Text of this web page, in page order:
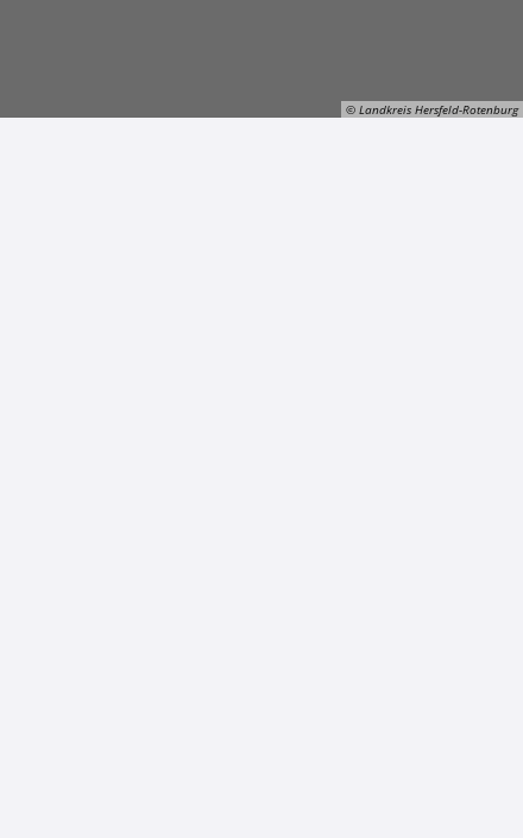
© Landkreis Hersfeld-Rotenburg